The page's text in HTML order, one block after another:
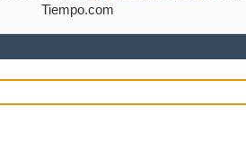
Tiempo.com